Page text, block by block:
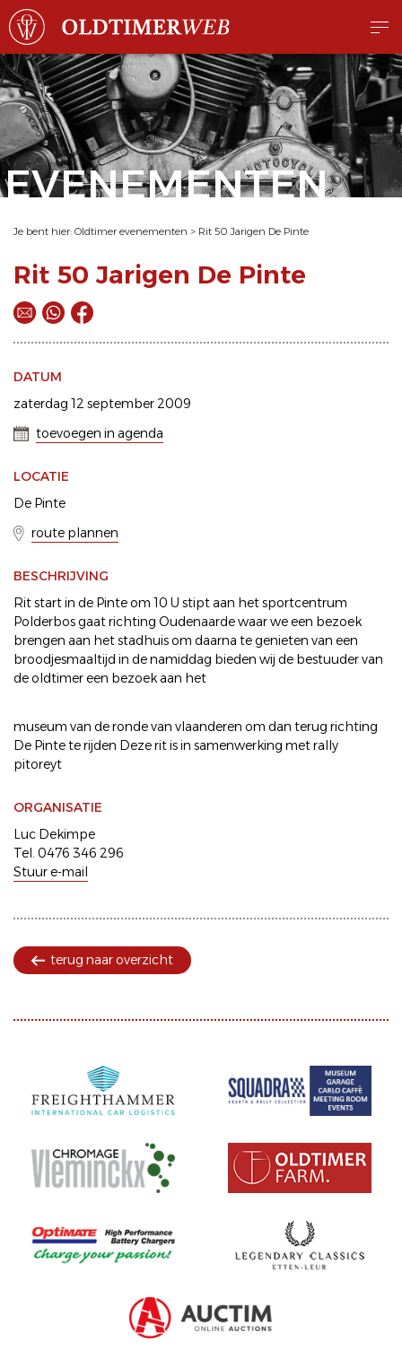
EVENEMENTEN
Je bent hier: Oldtimer evenementen > Rit 50 Jarigen De Pinte
Rit 50 Jarigen De Pinte
DATUM
zaterdag 12 september 2009
toevoegen in agenda
LOCATIE
De Pinte
route plannen
BESCHRIJVING
Rit start in de Pinte om 10 U stipt aan het sportcentrum
Polderbos gaat richting Oudenaarde waar we een bezoek
brengen aan het stadhuis om daarna te genieten van een
broodjesmaaltijd in de namiddag bieden wij de bestuuder van
de oldtimer een bezoek aan het
museum van de ronde van vlaanderen om dan terug richting
De Pinte te rijden Deze rit is in samenwerking met rally
pitoreyt
ORGANISATIE
Luc Dekimpe
Tel. 0476 346 296
Stuur e-mail
terug naar overzicht